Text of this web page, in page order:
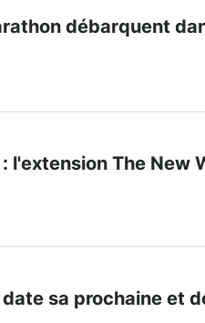
débarquent
l'extension The New
sa prochaine et